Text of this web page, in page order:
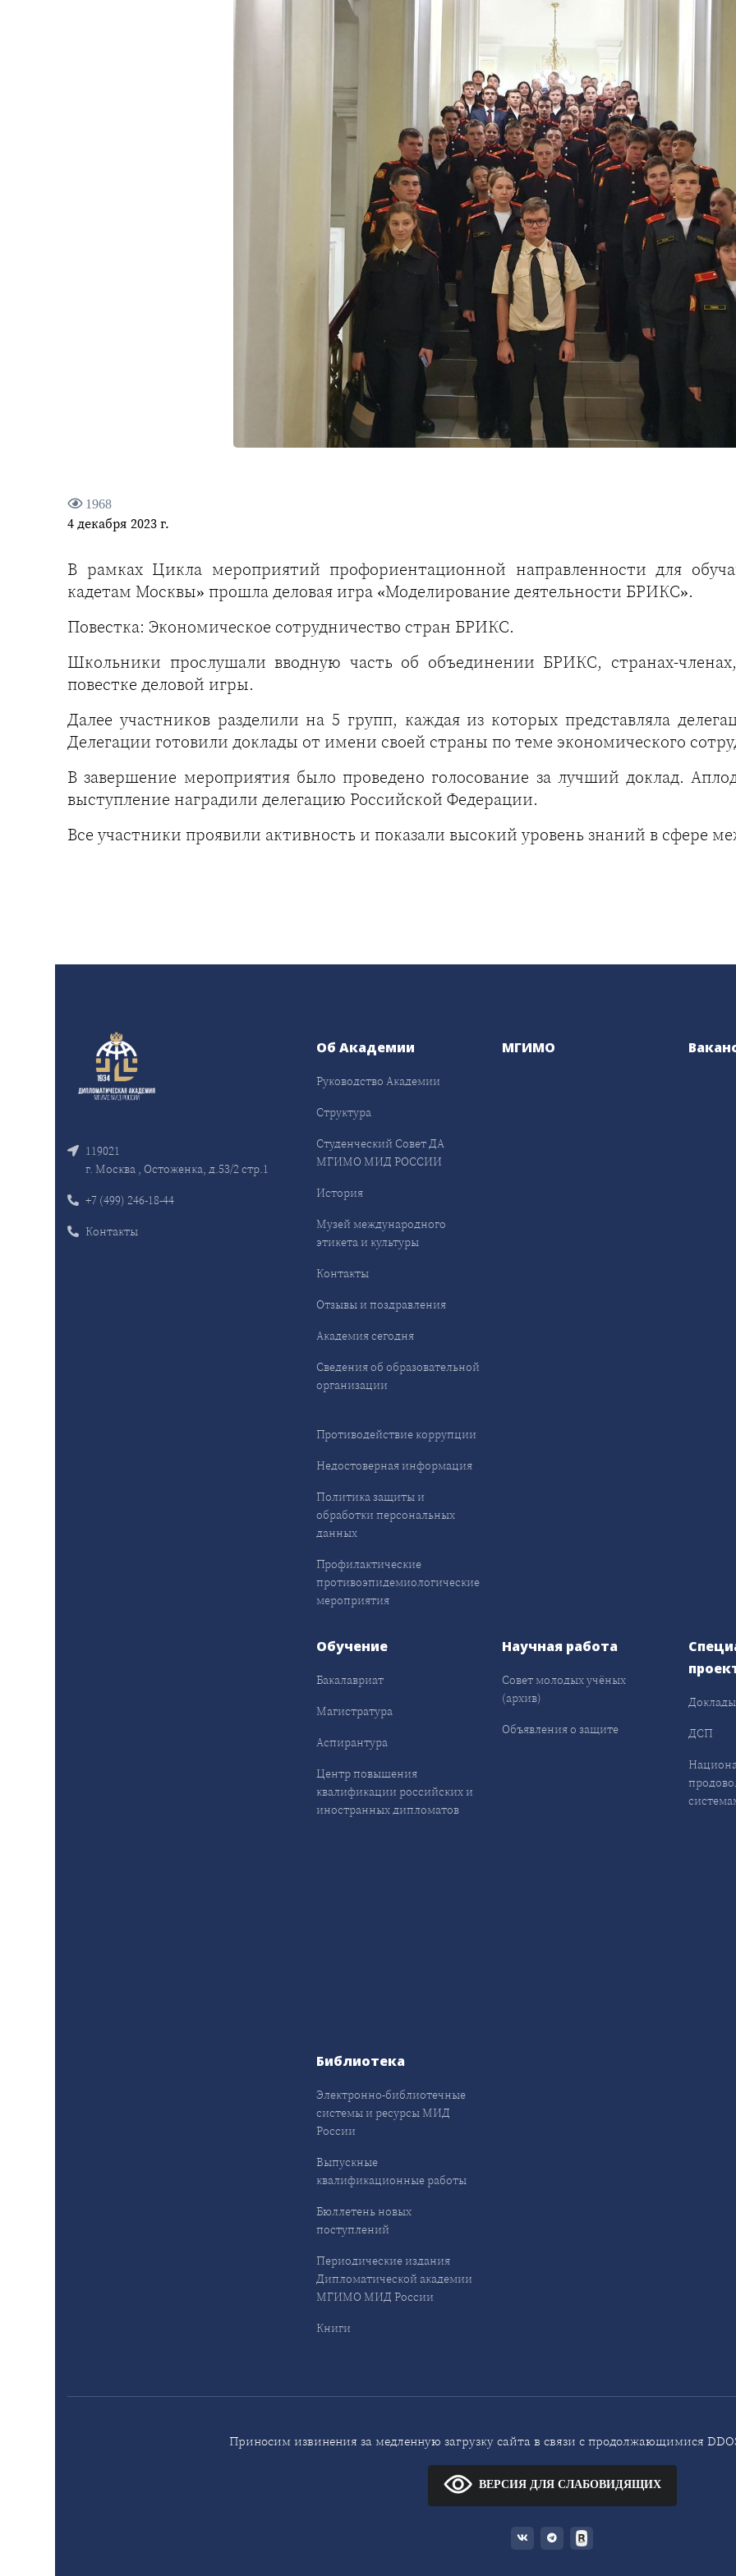
1968
4 декабря 2023 г.
В рамках Цикла мероприятий профориентационной направленности для
кадетам Москвы» прошла деловая игра «Моделирование деятельности БРИКС».
Повестка: Экономическое сотрудничество стран БРИКС.
Школьники прослушали вводную часть об объединении БРИКС, странах-
повестке деловой игры.
Далее участников разделили на 5 групп, каждая из которых представляла
Делегации готовили доклады от имени своей страны по теме экономического
В завершение мероприятия было проведено голосование за лучший доклад.
выступление наградили делегацию Российской Федерации.
Все участники проявили активность и показали высокий уровень знаний в сфере
119021
г. Москва , Остоженка, д.53/2 стр.1
+7 (499) 246-18-44
Контакты
Об Академии
Руководство Академии
Структура
Студенческий Совет ДА
МГИМО МИД РОССИИ
История
Музей международного
этикета и культуры
Контакты
Отзывы и поздравления
Академия сегодня
Сведения об образовательной
организации
Противодействие коррупции
Недостоверная информация
Политика защиты и
обработки персональных
данных
Профилактические
противоэпидемиологические
мероприятия
МГИМО
Обучение
Бакалавриат
Магистратура
Аспирантура
Центр повышения
квалификации российских и
иностранных дипломатов
Научная работа
Совет молодых учёных
(архив)
Объявления о защите
Доклады
ДСП
Библиотека
Электронно-библиотечные
системы и ресурсы МИД
России
Выпускные
квалификационные работы
Бюллетень новых
поступлений
Периодические издания
Дипломатической академии
МГИМО МИД России
Книги
Приносим извинения за медленную загрузку сайта в связи с продолжающимися
ВЕРСИЯ ДЛЯ СЛАБОВИДЯЩИХ